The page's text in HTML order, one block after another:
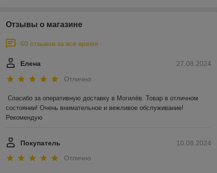
Отзывы о магазине
60 отзывов за всё время
27.08.2024
Елена
Отлично
Спасибо за оперативную доставку в Могилёв. Товар в отличном
состоянии! Очень внимательное и вежливое обслуживание!
Рекомендую
10.08.2024
Покупатель
Отлично